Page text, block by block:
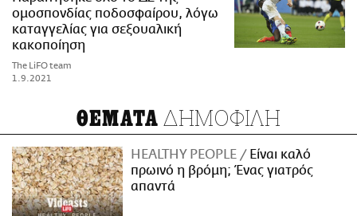
ομοσπονδίας ποδοσφαίρου, λόγω
καταγγελίας για σεξουαλική
κακοποίηση
The LiFO team
1.9.2021
ΘΕΜΑΤΑ ΔΗΜΟΦΙΛΗ
HEALTHY PEOPLE
Είναι καλό
πρωινό η βρόμη; Ένας γιατρός
απαντά